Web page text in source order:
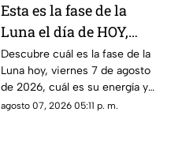
Esta es la fase de la
Luna el día de HOY,
viernes 7 de agosto de
2026: ¿Cómo se verá el
astro durante la noche?
Descubre cuál es la fase de la
Luna hoy, viernes 7 de agosto
de 2026, cuál es su energía y
cómo nos podría afectar.
agosto 07, 2026 05:11 p. m.